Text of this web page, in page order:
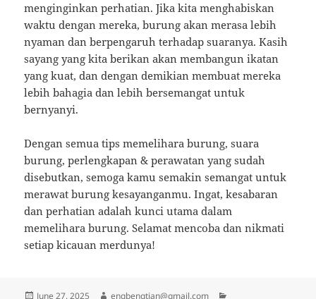
menginginkan perhatian. Jika kita menghabiskan
waktu dengan mereka, burung akan merasa lebih
nyaman dan berpengaruh terhadap suaranya. Kasih
sayang yang kita berikan akan membangun ikatan
yang kuat, dan dengan demikian membuat mereka
lebih bahagia dan lebih bersemangat untuk
bernyanyi.
Dengan semua tips memelihara burung, suara
burung, perlengkapan & perawatan yang sudah
disebutkan, semoga kamu semakin semangat untuk
merawat burung kesayanganmu. Ingat, kesabaran
dan perhatian adalah kunci utama dalam
memelihara burung. Selamat mencoba dan nikmati
setiap kicauan merdunya!
Posted
June 27, 2025 Author
engbengtian@gmail.com